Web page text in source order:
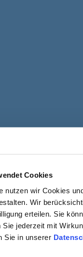
Cookies
nutzen wir Cookies
Wir
erteilen. Sie
Sie jederzeit mit
Sie in unserer